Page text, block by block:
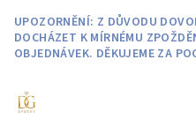
obsah
UPOZORNĚNÍ: Z DŮVODU
DOCHÁZET K MÍRNÉMU
OBJEDNÁVEK. DĚKUJEME ZA